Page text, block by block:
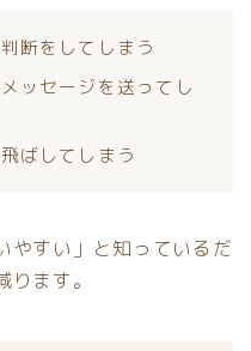
断をしてしまう
ッセージを送ってし
ばしてしまう
やすい」と知っているだ
ます。